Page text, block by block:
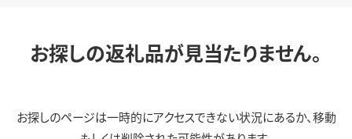
お探しの返礼品が見当たりません。
お探しのページは一時的にアクセスできない状況にあるか、移動